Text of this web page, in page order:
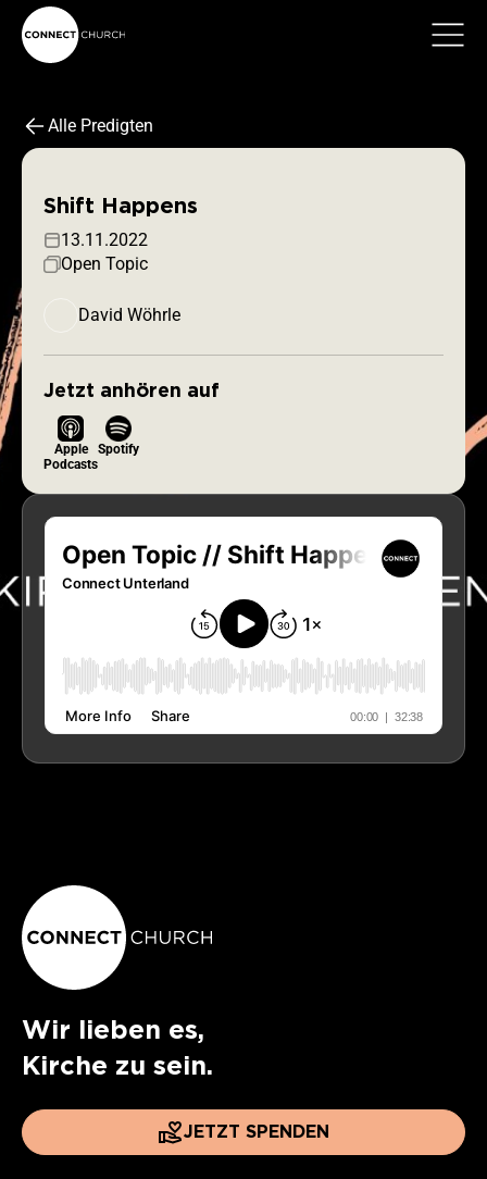
Alle Predigten
Shift Happens
13.11.2022
Open Topic
David Wöhrle
Jetzt anhören auf
Apple
Podcasts
Spotify
Wir lieben es,
Kirche zu sein.
JETZT SPENDEN